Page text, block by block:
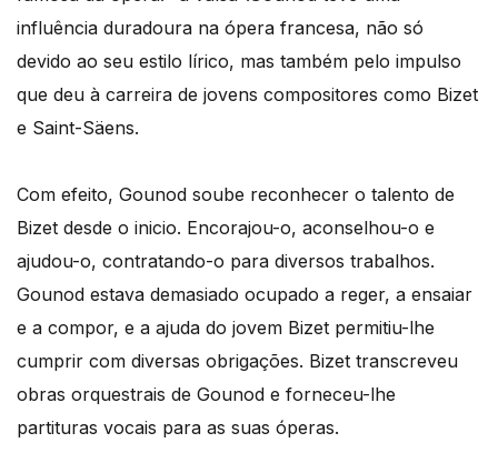
influência duradoura na ópera francesa, não só
devido ao seu estilo lírico, mas também pelo impulso
que deu à carreira de jovens compositores como Bizet
e Saint-Säens.
Com efeito, Gounod soube reconhecer o talento de
Bizet desde o inicio. Encorajou-o, aconselhou-o e
ajudou-o, contratando-o para diversos trabalhos.
Gounod estava demasiado ocupado a reger, a ensaiar
e a compor, e a ajuda do jovem Bizet permitiu-lhe
cumprir com diversas obrigações. Bizet transcreveu
obras orquestrais de Gounod e forneceu-lhe
partituras vocais para as suas óperas.